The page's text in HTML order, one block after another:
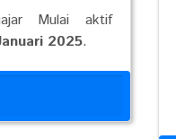
Mulai aktif
2025.